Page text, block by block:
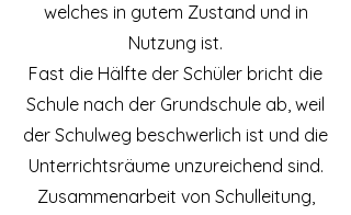
welches in gutem Zustand und in
Nutzung ist.
Fast die Hälfte der Schüler bricht die
Schule nach der Grundschule ab, weil
der Schulweg beschwerlich ist und die
Unterrichtsräume unzureichend sind.
Zusammenarbeit von Schulleitung,